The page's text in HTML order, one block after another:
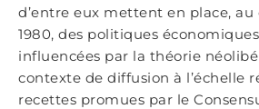
d’entre eux mettent en place, au
1980, des politiques
influencées par la théorie
contexte de diffusion à l’échelle
recettes promues par le